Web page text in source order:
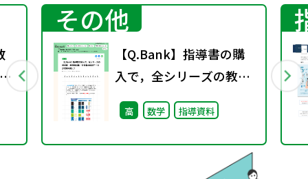
その他
【Q.Bank】指導書の購
入で，全シリーズの教科
書・準拠問題集・参考書
の問題データが使用可能
に！
高 数学 指導資料